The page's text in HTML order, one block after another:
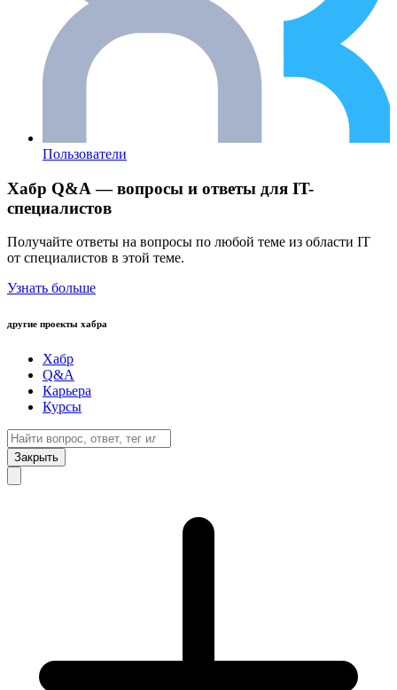
Пользователи
Хабр Q&A — вопросы и ответы для IT-
специалистов
Получайте ответы на вопросы по любой теме из области IT
от специалистов в этой теме.
Узнать больше
другие проекты хабра
Хабр
Q&A
Карьера
Курсы
Закрыть